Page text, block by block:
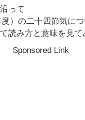
って
）の二十四節気に
読み方と意味を見て
Sponsored Link